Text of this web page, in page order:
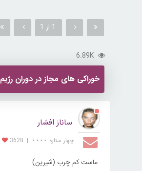
1 از 1
6.89K
خوراکی های مجاز در دوران رژیم
ساناز افشار
چهار ستاره ⋆⋆⋆⋆ |
3628
ماست کم چرب (شیرین)